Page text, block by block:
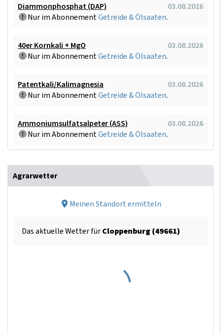
Diammonphosphat (DAP)
03.08.2026
Nur im AbonnementGetreide & Ölsaaten.
40er Kornkali + MgO
03.08.2026
Nur im AbonnementGetreide & Ölsaaten.
Patentkali/Kalimagnesia
03.08.2026
Nur im AbonnementGetreide & Ölsaaten.
Ammoniumsulfatsalpeter (ASS)
03.08.2026
Nur im AbonnementGetreide & Ölsaaten.
Agrarwetter
Meinen Standort ermitteln
Das aktuelle Wetter fürCloppenburg (49661)